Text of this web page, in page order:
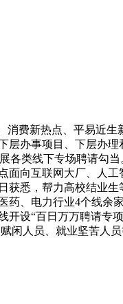
费新热点、平易近生
办事项目、下层办
各类线下专场聘请勾
向互联网大厂、人
悉，帮力高校结业
、电力行业4个线余
设“百日万万聘请专
闲人员、就业坚苦人